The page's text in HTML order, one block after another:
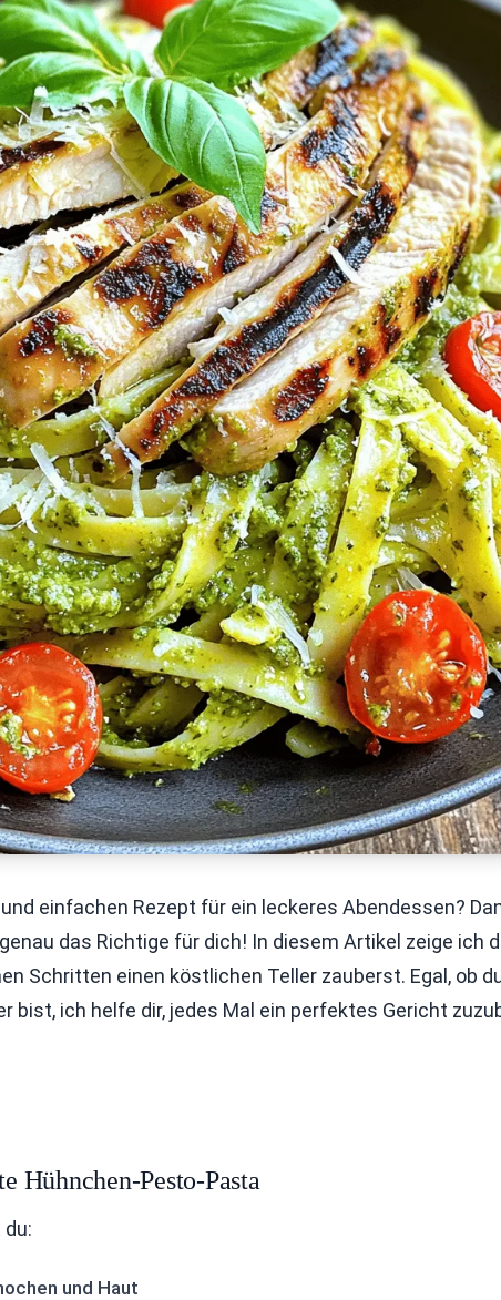
einfachen Rezept für ein leckeres Abendessen?
das Richtige für dich! In diesem Artikel zeige ich
Schritten einen köstlichen Teller zauberst. Egal, ob
bist, ich helfe dir, jedes Mal ein perfektes Gericht
Hühnchen-Pesto-Pasta
und Haut